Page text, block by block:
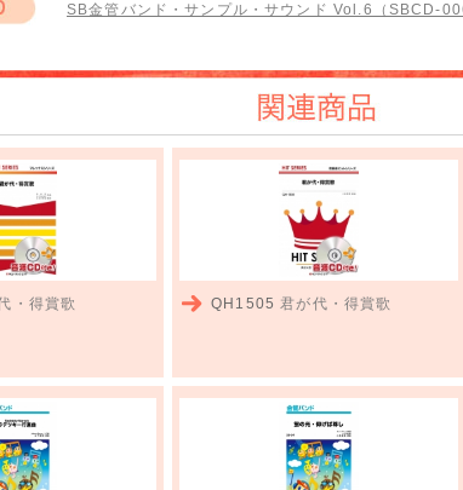
SB金管バンド・サンプル・サウンド Vol.6（SBCD-
関連商品
・得賞歌 QH1505 君が代・得賞歌